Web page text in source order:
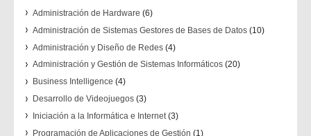
Administración de Hardware (6)
Administración de Sistemas Gestores de Bases de Datos(10)
Administración y Diseño de Redes(4)
Administración y Gestión de Sistemas Informáticos(20)
Business Intelligence (4)
Desarrollo de Videojuegos(3)
Iniciación a la Informática e Internet(3)
Programación de Aplicaciones de Gestión (1)